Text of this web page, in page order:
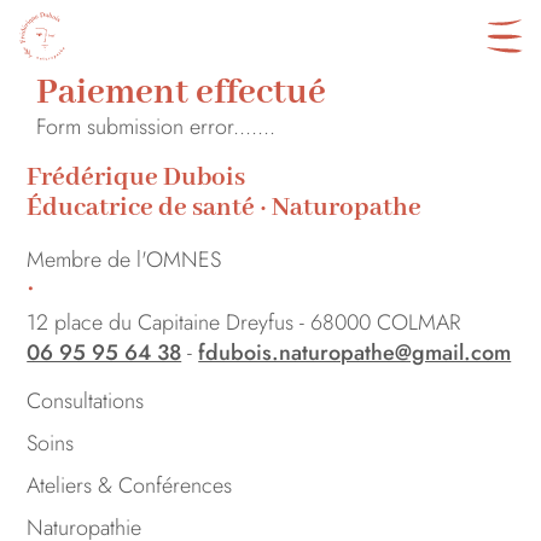
Paiement effectué
Form submission error.......
Frédérique Dubois
Éducatrice de santé · Naturopathe
Membre de l'OMNES
•
12 place du Capitaine Dreyfus - 68000 COLMAR
06 95 95 64 38-fdubois.naturopathe@gmail.com
Consultations
Soins
Ateliers & Conférences
Naturopathie